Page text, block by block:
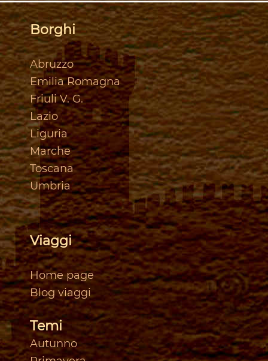
Borghi
Abruzzo
Emilia Romagna
Friuli V. G.
Lazio
Liguria
Marche
Toscana
Umbria
Viaggi
Home page
Blog viaggi
Temi
Autunno